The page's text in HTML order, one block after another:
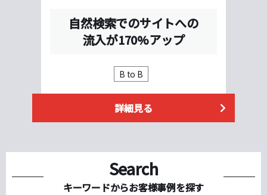
自然検索でのサイトへの
流入が170%アップ
B to B
詳細見る
Search
キーワードからお客様事例を探す